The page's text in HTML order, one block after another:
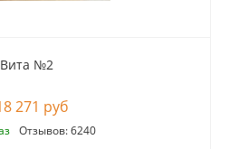
Вита №2
271 руб
Отзывов: 6240